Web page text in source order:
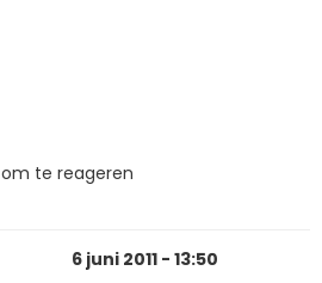
om te reageren
6 juni 2011 - 13:50